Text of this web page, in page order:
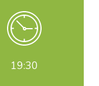
19:30